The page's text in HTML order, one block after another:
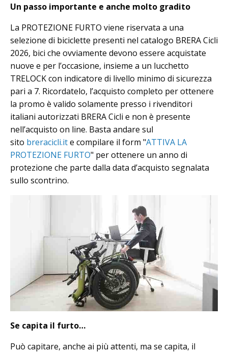
Un passo importante e anche molto gradito
La PROTEZIONE FURTO viene riservata a una
selezione di biciclette presenti nel catalogo BRERA Cicli
2026, bici che ovviamente devono essere acquistate
nuove e per l’occasione, insieme a un lucchetto
TRELOCK con indicatore di livello minimo di sicurezza
pari a 7. Ricordatelo, l’acquisto completo per ottenere
la promo è valido solamente presso i rivenditori
italiani autorizzati BRERA Cicli e non è presente
nell’acquisto on line. Basta andare sul
sito breracicli.ite compilare il form "ATTIVA LA
PROTEZIONE FURTO" per ottenere un anno di
protezione che parte dalla data d’acquisto segnalata
sullo scontrino.
Se capita il furto…
Può capitare, anche ai più attenti, ma se capita, il